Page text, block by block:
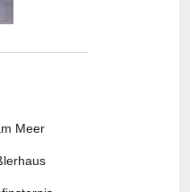
Meer